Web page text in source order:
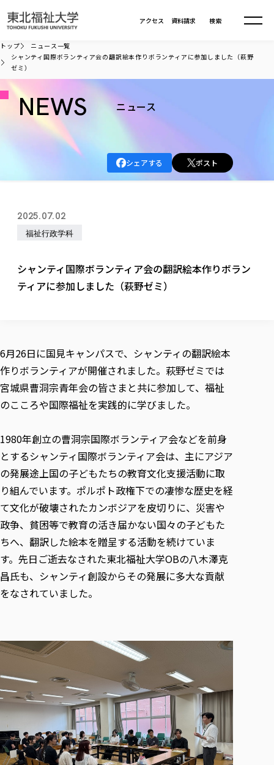
資料請求
アクセス 検索
大学について
大学理念
各種方針
大学の概要
大学の歩み
学生・教職員・卒業生数
校歌の歴史
校章・マーク・カラー
教職員募集
役員・評議員一覧
キャンパス案内
大学の取り組み
大学の取り組み
カリキュラム編成ガイドライン
本学のシラバスについて
大学広報誌「TFU Newsletter 東北福祉大学通信」
初年次教育（リエゾンゼミⅠ）について
リエゾンゼミ・ナビ（テキスト等）
放射線モニタリング測定結果（国見キャンパス）
情報公開
寄附行為
大学評価
IR情報
学校教育法施行規則第172条の2に基づく情報公開
学部・学科等設置計画履行状況報告書
情報公開規程
学部・大学院
学部・大学院TOP
総合福祉学部
福祉行政学科
共生まちづくり学部
共生まちづくり学部
教育学部
教育学科
健康科学部
医療経営管理学科
仏教専修科
大学院
総合福祉学研究科 社会福祉学専攻 修士課程
総合福祉学研究科 社会福祉学専攻 博士課程
総合福祉学研究科 福祉心理学専攻 修士課程
教育学研究科 教育学専攻 修士課程
通信教育部
通信教育部
通信制大学院 総合福祉学研究科 社会福祉学専攻 修士課程
通信制大学院 総合福祉学研究科 福祉心理学専攻 修士課程
カリキュラム（学部・大学院）
その他の就学機会
学びの特徴
学びの特徴
ICT教育
初年次教育（リエゾンゼミⅠ）
禅のこころ
教員紹介・業績
学びのサポート
学費（学部学科）
授業料減免・奨学金等
宿舎の紹介
学生生活サポート
学生自主活動支援
社会人学生の育児支援（一時預かり）
学生総合補償制度
入学試験
進学相談会
取得可能な資格・免許
進路・就職支援
東北福祉大学のキャリア教育
採用ご担当者様へ
採用ご担当者様へ
センター長の挨拶
単独学内説明会のご案内
在学生の方
在学生の方
東北福祉大学求人・インターンシップ検索サイト（キャリタス
卒業生の方
卒業後のキャリア支援体制
在学生による訪問、情報提供へのご協力のお願い
よくあるご質問
東北福祉大学のDNA
在学生インタビュー
課外活動 TOP
大学指定団体紹介
国際交流
海外留学・研修
外国人在学生
Prospective Students
学生支援センター国際交流の活動
スタッフ紹介
ニュース一覧
東北福祉大学の研究活動
東北福祉大学の研究活動
共同研究等をご検討の皆様へ
東北福祉大学の紀要・リポジトリ
研究紀要
教職研究
東北福祉大学教育・教職センター特別支援教育研究年報一覧
芹沢銈介美術工芸館年報
東北福祉大学機関リポジトリ
東北福祉大学オープンアクセス方針
産学・産学官連携
産学・産学官連携
「高齢者のフレイル予防及びデジタルデバイド解消に向けた産
高齢者施設特化型モジュラー車いす開発
学生参加 × 産学官連携 ～ 「行学一如」の実践
社会貢献・地域連携活動
社会貢献・地域連携活動
社会貢献への取り組み
社会貢献・地域連携活動報告書
各種社会貢献活動の窓口
伝承講座「311『伝える／備える』次世代塾」
JICA草の根技術協力事業
生涯学習・社会人講座
自治体・団体等との主な協定
自治体・団体等との主な協定
研究所について
研究者のご紹介
生涯教育・キャリア教育TOP
生涯学習・社会人講座
月例TFU実学臨床研究セミナー
特別支援教育研究室
TFU教育フォーラム
関連法人
施設利用
Universal Passport
トップ
ニュース一覧
シャンティ国際ボランティア会の翻訳絵本作りボランティアに参加しました（萩野
ゼミ）
NEWS ニュース
シェアする ポスト
2025.07.02
福祉行政学科
シャンティ国際ボランティア会の翻訳絵本作りボラン
ティアに参加しました（萩野ゼミ）
6月26日に国見キャンパスで、シャンティの翻訳絵本
作りボランティアが開催されました。萩野ゼミでは
宮城県曹洞宗青年会の皆さまと共に参加して、福祉
のこころや国際福祉を実践的に学びました。
1980年創立の曹洞宗国際ボランティア会などを前身
とするシャンティ国際ボランティア会は、主にアジア
の発展途上国の子どもたちの教育文化支援活動に取
り組んでいます。ポルポト政権下での凄惨な歴史を経
て文化が破壊されたカンボジアを皮切りに、災害や
政争、貧困等で教育の活き届かない国々の子どもた
ちへ、翻訳した絵本を贈呈する活動を続けていま
す。先日ご逝去なされた東北福祉大学OBの八木澤克
昌氏も、シャンティ創設からその発展に多大な貢献
をなされていました。